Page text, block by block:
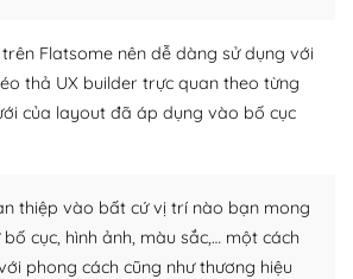
phần cài đặt thêm vào
thêm các tính năng cần thiết. Có
hoặc miễn phí.
rất phong phú. Bạn có thể thỏa
và themes phù hợp cho mục đích
Flatsome nên dễ dàng sử dụng với
thả UX builder trực quan theo từng
của layout đã áp dụng vào bố cục
thiệp vào bất cứ vị trí nào bạn mong
cục, hình ảnh, màu sắc,… một cách
phong cách cũng như thương hiệu